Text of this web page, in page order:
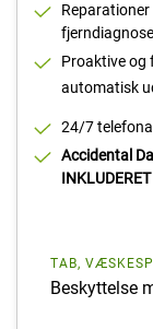
fjerndiagnose
Proaktive og
automatisk
24/7
Accidental
INKLUDERET
TAB,
Beskyttelse